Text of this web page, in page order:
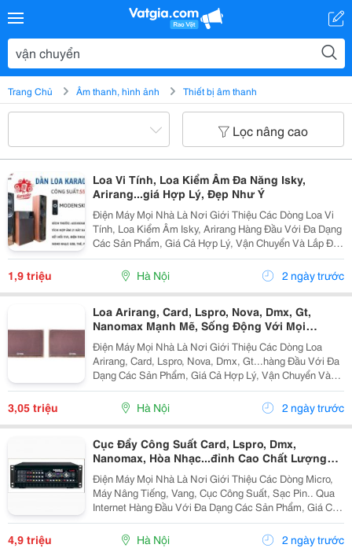
Trang Chủ Âm thanh, hình ảnh Thiết bị âm thanh
Lọc nâng cao
Loa Vi Tính, Loa Kiểm Âm Đa Năng Isky,
Arirang...giá Hợp Lý, Đẹp Như Ý
Điện Máy Mọi Nhà Là Nơi Giới Thiệu Các Dòng Loa Vi
Tính, Loa Kiểm Âm Isky, Arirang Hàng Đầu Với Đa Dạng
Các Sản Phẩm, Giá Cả Hợp Lý, Vận Chuyển Và Lắp Đặt
Nhanh Chóng Mang Đến Cho Khách Hàng Sự Tiên Lợi
1,9 triệu Hà Nội 2 ngày trước
Loa Arirang, Card, Lspro, Nova, Dmx, Gt,
Nanomax Mạnh Mẽ, Sống Động Với Mọi
Không Gian
Điện Máy Mọi Nhà Là Nơi Giới Thiệu Các Dòng Loa
Arirang, Card, Lspro, Nova, Dmx, Gt...hàng Đầu Với Đa
Dạng Các Sản Phẩm, Giá Cả Hợp Lý, Vận Chuyển Và
Lắp Đặt Nhanh Chóng Mang Đến Cho Khách Hàng Sự
Tiên Lợi Nhất. Loa Arirang Rant Viii Gía:...
3,05 triệu Hà Nội 2 ngày trước
Cục Đẩy Công Suất Card, Lspro, Dmx,
Nanomax, Hòa Nhạc...đỉnh Cao Chất Lượng
Âm Thanh
Điện Máy Mọi Nhà Là Nơi Giới Thiệu Các Dòng Micro,
Máy Nâng Tiếng, Vang, Cục Công Suất, Sạc Pin.. Qua
Internet Hàng Đầu Với Đa Dạng Các Sản Phẩm, Giá Cả
Hợp Lý, Vận Chuyển Và Lắp Đặt Nhanh Chóng Mang
Đến Cho Khách Hàng Sự Tiên Lợi Nhất. Cục Đẩy...
4,9 triệu Hà Nội 2 ngày trước